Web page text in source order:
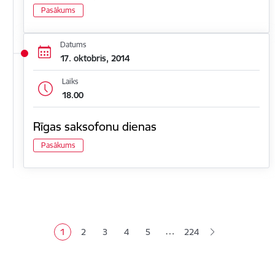
Pasākums
Datums
17. oktobris, 2014
Laiks
18.00
Rīgas saksofonu dienas
Pasākums
Pašreizējā lapa
1 Lapa
2 Lapa
3 Lapa
4 Lapa
5 … 224